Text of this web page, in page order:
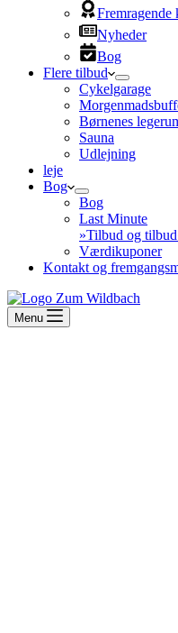
Fremragende
Nyheder
Bog
Flere tilbud
Cykelgarage
Børnenes
Sauna
Udlejning
leje
Bog
Bog
Last Minute
»Tilbud og
Værdikuponer
Kontakt og
Menu